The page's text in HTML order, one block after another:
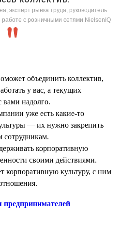
эксперт рынка труда, руководитель
работе с розничными сетями NielsenIQ
объединить коллектив,
у вас, а текущих
вами надолго.
уже есть какие-то
— их нужно закрепить
сотрудникам.
корпоративную
своими действиями.
корпоративную культуру, с ним